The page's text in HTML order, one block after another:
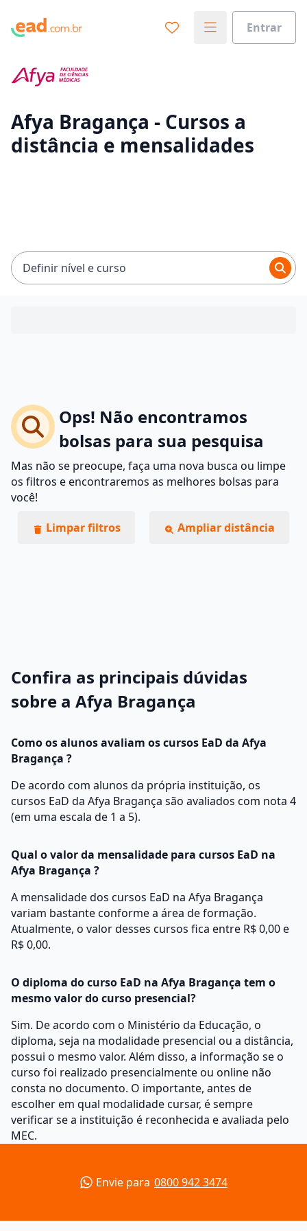
Entrar
Vamos te guiar no caminho ideal para seus estudos
Afya Bragança - Cursos a
distância e mensalidades
Definir nível e curso
Ops! Não encontramos
bolsas para sua pesquisa
Mas não se preocupe, faça uma nova busca ou limpe
os filtros e encontraremos as melhores bolsas para
você!
Limpar filtros
Ampliar distância
Confira as principais dúvidas
sobre a Afya Bragança
Como os alunos avaliam os cursos EaD da Afya
Bragança ?
De acordo com alunos da própria instituição, os
cursos EaD da Afya Bragança são avaliados com nota 4
(em uma escala de 1 a 5).
Qual o valor da mensalidade para cursos EaD na
Afya Bragança ?
A mensalidade dos cursos EaD na Afya Bragança
variam bastante conforme a área de formação.
Atualmente, o valor desses cursos fica entre R$ 0,00 e
R$ 0,00.
O diploma do curso EaD na Afya Bragança tem o
mesmo valor do curso presencial?
Sim. De acordo com o Ministério da Educação, o
diploma, seja na modalidade presencial ou a distância,
possui o mesmo valor. Além disso, a informação se o
curso foi realizado presencialmente ou online não
consta no documento. O importante, antes de
escolher em qual modalidade cursar, é sempre
verificar se a instituição é reconhecida e avaliada pelo
MEC.
Envie para 0800 942 3474